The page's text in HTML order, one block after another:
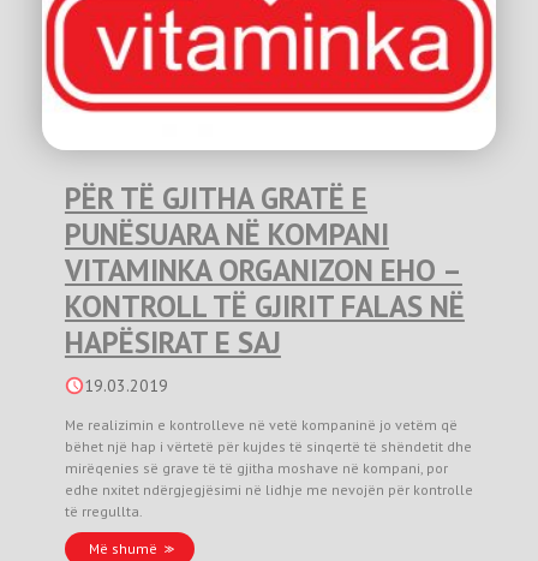
PËR TË GJITHA GRATË E
PUNËSUARA NË KOMPANI
VITAMINKA ORGANIZON EHO –
KONTROLL TË GJIRIT FALAS NË
HAPËSIRAT E SAJ
19.03.2019
Me realizimin e kontrolleve në vetë kompaninë jo vetëm që
bëhet një hap i vërtetë për kujdes të sinqertë të shëndetit dhe
mirëqenies së grave të të gjitha moshave në kompani, por
edhe nxitet ndërgjegjësimi në lidhje me nevojën për kontrolle
të rregullta.
Më shumë